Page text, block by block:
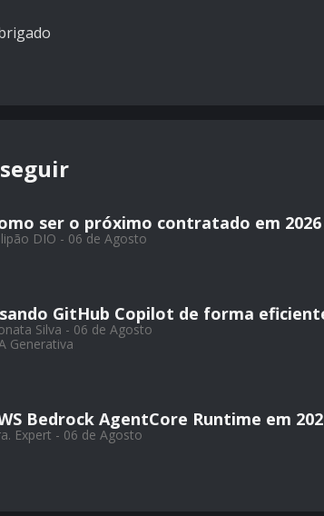
ser o próximo contratado em
DIO - 06 de Agosto
GitHub Copilot de forma
Silva - 06 de Agosto
Generativa
Bedrock AgentCore Runtime em
Expert - 06 de Agosto